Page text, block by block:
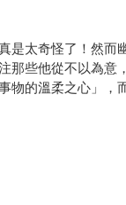
太奇怪了！然
些他從不以為
的溫柔之心」